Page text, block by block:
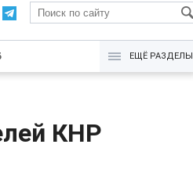
KG
ЕЩЁ РАЗДЕЛЫ
КНР